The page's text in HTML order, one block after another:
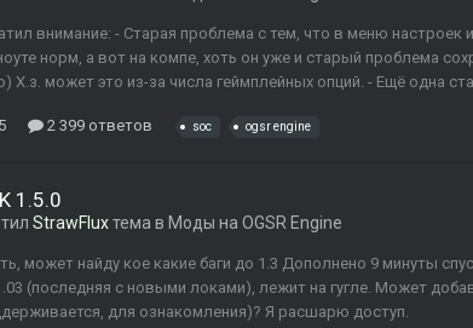
внимание: - Старая проблема с тем, что в меню настроек
норм, а вот на компе, хоть он уже и старый проблема
Х.з. может это из-за числа геймплейных опций. - Ещё одна
2 399 ответов soc ogsr engine
1.5.0
StrawFluxтема в Моды на OGSR Engine
может найду кое какие баги до 1.3 Дополнено 9 минуты
(последняя с новыми локами), лежит на гугле. Может
для ознакомления)? Я расшарю доступ.